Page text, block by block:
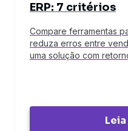
ERP: 7 critérios
Compare ferramentas
reduza erros entre
uma solução com